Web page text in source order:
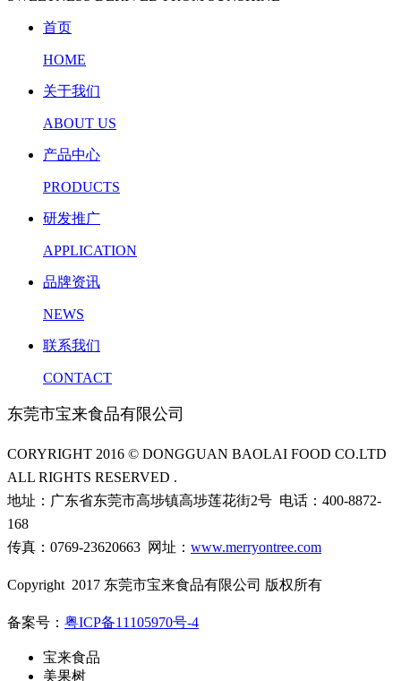
首页
HOME
关于我们
ABOUT US
产品中心
PRODUCTS
研发推广
APPLICATION
品牌资讯
NEWS
联系我们
CONTACT
东莞市宝来食品有限公司
CORYRIGHT 2016 © DONGGUAN BAOLAI FOOD CO.LTD
ALL RIGHTS RESERVED .
地址：广东省东莞市高埗镇高埗莲花街2号 电话：400-8872-
168
传真：0769-23620663 网址： www.merryontree.com
Copyright 2017 东莞市宝来食品有限公司 版权所有
备案号： 粤ICP备11105970号-4
宝来食品
美果树